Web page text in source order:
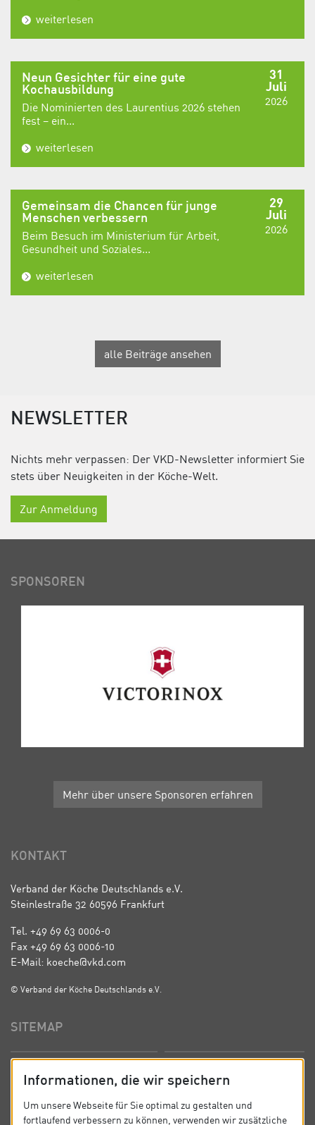
weiterlesen
31
Juli
2026
Neun Gesichter für eine gute
Kochausbildung
Die Nominierten des Laurentius 2026 stehen
fest – ein...
weiterlesen
29
Juli
2026
Gemeinsam die Chancen für junge
Menschen verbessern
Beim Besuch im Ministerium für Arbeit,
Gesundheit und Soziales...
weiterlesen
alle Beiträge ansehen
NEWSLETTER
Nichts mehr verpassen: Der VKD-Newsletter informiert Sie
stets über Neuigkeiten in der Köche-Welt.
Zur Anmeldung
SPONSOREN
Mehr über unsere Sponsoren erfahren
KONTAKT
Verband der Köche Deutschlands e.V.
Steinlestraße 32 60596 Frankfurt
Tel. +49 69 63 0006-0
Fax +49 69 63 0006-10
E-Mail: koeche@vkd.com
© Verband der Köche Deutschlands e.V.
SITEMAP
News Kontakt
Informationen, die wir speichern
Um unsere Webseite für Sie optimal zu gestalten und
fortlaufend verbessern zu können, verwenden wir zusätzliche